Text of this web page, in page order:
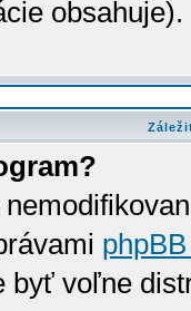
byť voľne